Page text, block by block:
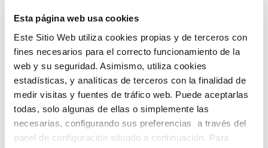
Esta página web usa cookies
Este Sitio Web utiliza cookies propias y de terceros con
fines necesarios para el correcto funcionamiento de la
web y su seguridad. Asimismo, utiliza cookies
estadísticas, y analíticas de terceros con la finalidad de
medir visitas y fuentes de tráfico web. Puede aceptarlas
todas, solo algunas de ellas o simplemente las
necesarias, configurando sus preferencias a través del
panel de configuración situado a continuación. Para
¿QUÉ ES UNA AUDITORÍA
COMPLIANCE?
febrero 28, 2025